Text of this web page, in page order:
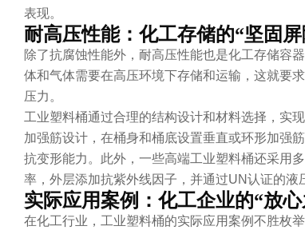
表现。
耐高压性能：化工存储的“坚固屏
除了抗腐蚀性能外，耐高压性能也是化工存储容
体和气体需要在高压环境下存储和运输，这就要
压力。
工业塑料桶通过合理的结构设计和材料选择，实
加强筋设计，在桶身和桶底设置垂直或环形加强
抗变形能力。此外，一些高端工业塑料桶还采用
率，外层添加抗紫外线因子，并通过UN认证的液
实际应用案例：化工企业的“放
在化工行业，工业塑料桶的实际应用案例不胜枚